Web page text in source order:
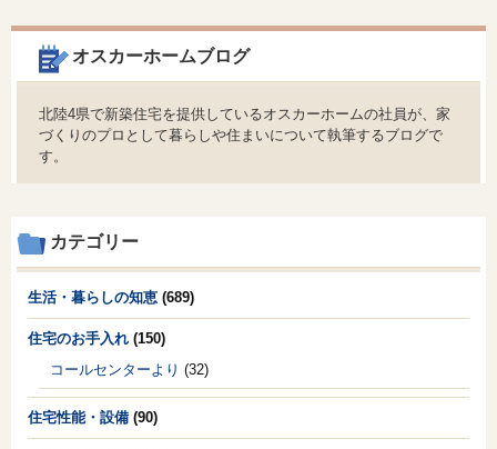
オスカーホームブログ
北陸4県で新築住宅を提供しているオスカーホームの社員が、家
づくりのプロとして暮らしや住まいについて執筆するブログで
す。
カテゴリー
生活・暮らしの知恵 (689)
住宅のお手入れ (150)
コールセンターより (32)
住宅性能・設備 (90)